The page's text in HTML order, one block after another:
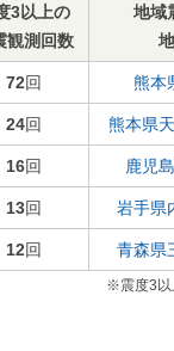
3以上の
観測回数
地域
72回 熊本
24回 熊本県
16回 鹿児
13回 岩手県
12回 青森県
※震度3以